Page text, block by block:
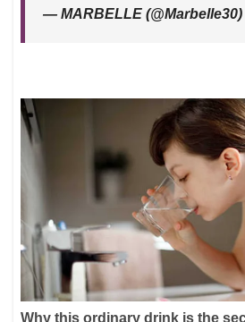
— MARBELLE (@Marbelle30)